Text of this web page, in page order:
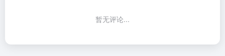
暂无评论...